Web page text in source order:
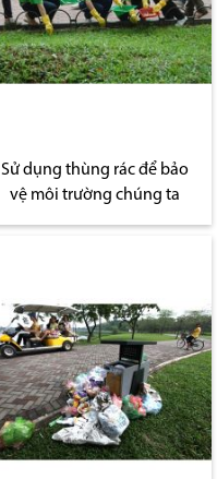
Sử dụng thùng rác để bảo
vệ môi trường chúng ta